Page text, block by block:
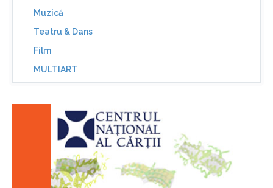
Muzică
Teatru & Dans
Film
MULTIART